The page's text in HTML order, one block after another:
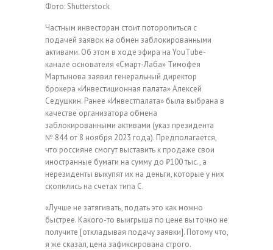
Фото: Shutterstock
Частным инвесторам стоит поторопиться с
подачей заявок на обмен заблокированными
активами. Об этом в ходе эфира на YouTube-
канале основателя «Смарт-Лаба» Тимофея
Мартынова заявил генеральный директор
брокера «Инвестиционная палата» Алексей
Седушкин. Ранее «Инвестпалата» была выбрана в
качестве организатора обмена
заблокированными активами (указ президента
№ 844 от 8 ноября 2023 года). Предполагается,
что россияне смогут выставить к продаже свои
иностранные бумаги на сумму до ₽100 тыс., а
нерезиденты выкупят их на деньги, которые у них
скопились на счетах типа С.
«Лучше не затягивать, подать это как можно
быстрее. Какого-то выигрыша по цене вы точно не
получите [откладывая подачу заявки]. Потому что,
я же сказал, цена зафиксирована строго.